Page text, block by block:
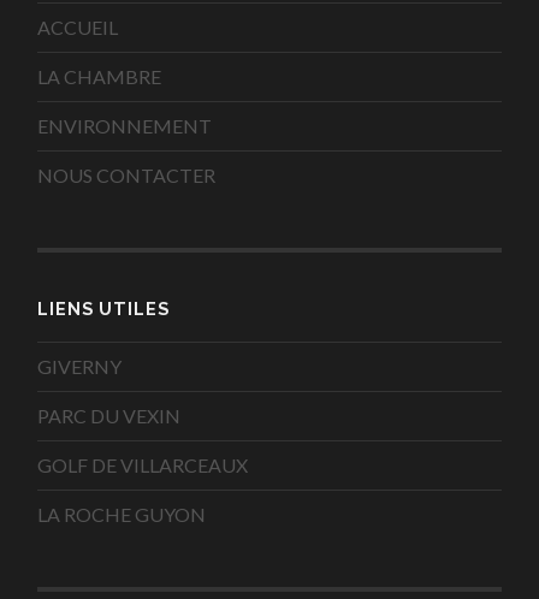
ACCUEIL
LA CHAMBRE
ENVIRONNEMENT
NOUS CONTACTER
LIENS UTILES
GIVERNY
PARC DU VEXIN
GOLF DE VILLARCEAUX
LA ROCHE GUYON